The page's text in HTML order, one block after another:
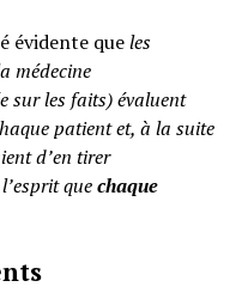
évidente queles
médecine
sur les faits) évaluent
patient et, à la suite
d’en tirer
quechaque